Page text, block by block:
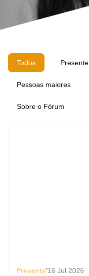
Todos Presente
Pessoas maiores
Sobre o Fórum
Presente 16 Jul 2026